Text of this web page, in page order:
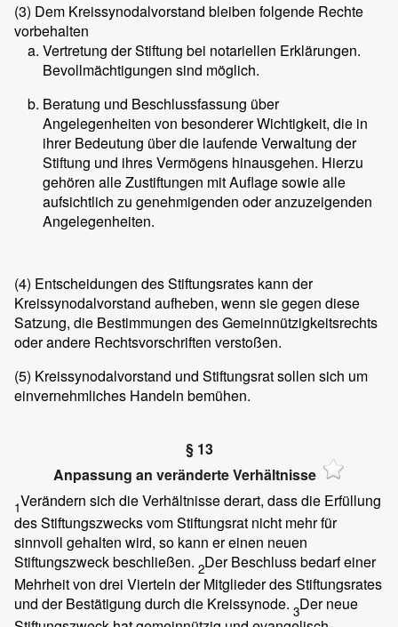
(3) Dem Kreissynodalvorstand bleiben folgende Rechte
vorbehalten
Vertretung der Stiftung bei notariellen Erklärungen.
Bevollmächtigungen sind möglich.
Beratung und Beschlussfassung über
Angelegenheiten von besonderer Wichtigkeit, die in
ihrer Bedeutung über die laufende Verwaltung der
Stiftung und ihres Vermögens hinausgehen. Hierzu
gehören alle Zustiftungen mit Auflage sowie alle
aufsichtlich zu genehmigenden oder anzuzeigenden
Angelegenheiten.
(4) Entscheidungen des Stiftungsrates kann der
Kreissynodalvorstand aufheben, wenn sie gegen diese
Satzung, die Bestimmungen des Gemeinnützigkeitsrechts
oder andere Rechtsvorschriften verstoßen.
(5) Kreissynodalvorstand und Stiftungsrat sollen sich um
einvernehmliches Handeln bemühen.
§ 13
Anpassung an veränderte Verhältnisse
1Verändern sich die Verhältnisse derart, dass die Erfüllung
des Stiftungszwecks vom Stiftungsrat nicht mehr für
sinnvoll gehalten wird, so kann er einen neuen
Stiftungszweck beschließen. 2Der Beschluss bedarf einer
Mehrheit von drei Vierteln der Mitglieder des Stiftungsrates
und der Bestätigung durch die Kreissynode. 3Der neue